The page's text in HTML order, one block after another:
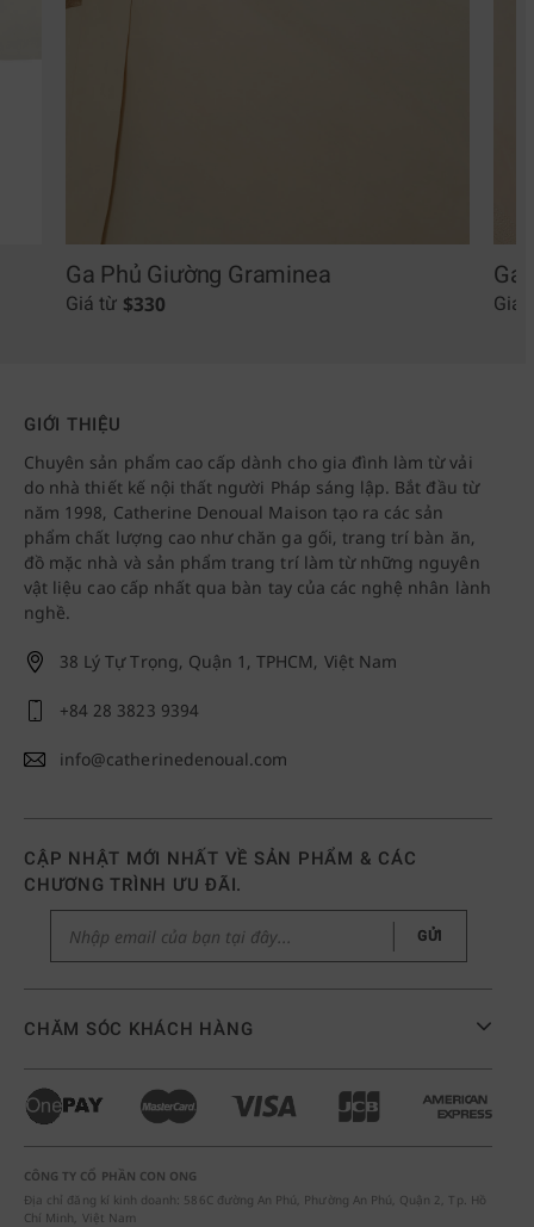
Ga Phủ Giường Graminea
Giá từ $330
Ga
Giá
GIỚI THIỆU
Chuyên sản phẩm cao cấp dành cho gia đình làm từ vải
do nhà thiết kế nội thất người Pháp sáng lập. Bắt đầu từ
năm 1998, Catherine Denoual Maison tạo ra các sản
phẩm chất lượng cao như chăn ga gối, trang trí bàn ăn,
đồ mặc nhà và sản phẩm trang trí làm từ những nguyên
vật liệu cao cấp nhất qua bàn tay của các nghệ nhân lành
nghề.
38 Lý Tự Trọng, Quận 1, TPHCM, Việt Nam
+84 28 3823 9394
info@catherinedenoual.com
CHĂM SÓC KHÁCH HÀNG
CẬP NHẬT MỚI NHẤT VỀ SẢN PHẨM & CÁC
CHƯƠNG TRÌNH ƯU ĐÃI.
GỬI
CÔNG TY CỔ PHẦN CON ONG
Địa chỉ đăng kí kinh doanh: 586C đường An Phú, Phường An Phú, Quận 2, Tp. Hồ
Chí Minh, Việt Nam